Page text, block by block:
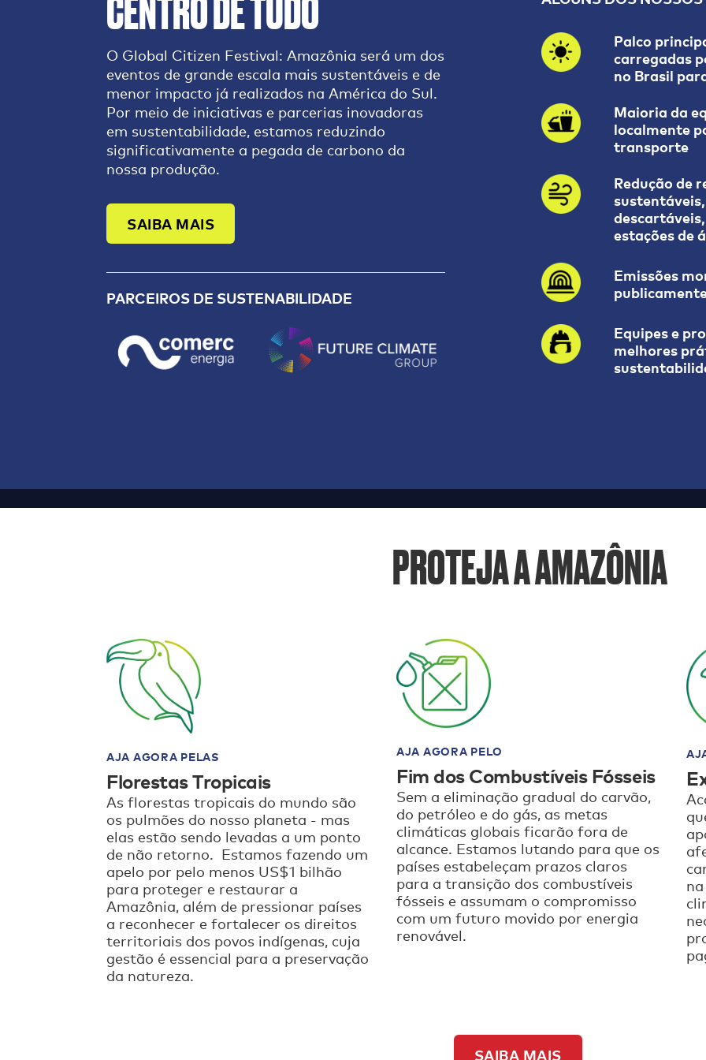
Substâncias tóxicas ou ilegais
Bandeiras ou cartazes com mensagens comerciais ou conteúdo discriminatório, ofensivo,
Cornetas, megafones, notebooks, tablets, power banks maiores que um celular
Tintas, corantes ou produtos relacionados
Bolsas grandes, malas ou mochilas
Qualquer item destinado à venda ou que ofereça risco à segurança
Alimentos destinados à venda ou considerados inseguros não serão permitidos dentro do
CENTRO DE TUDO
O Global Citizen Festival: Amazônia será um dos
eventos de grande escala mais sustentáveis e de
menor impacto já realizados na América do Sul.
Por meio de iniciativas e parcerias inovadoras
em sustentabilidade, estamos reduzindo
significativamente a pegada de carbono da
nossa produção.
SAIBA MAIS
PARCEIROS DE SUSTENABILIDADE
Palco
carregadas
no Brasil
Maioria da
localmente
transporte
Redução de
estações de
Emissões
Equipes e
melhores
PROTEJA A AMAZÔNIA
AJA AGORA PELAS
Florestas Tropicais
As florestas tropicais do mundo são
os pulmões do nosso planeta - mas
elas estão sendo levadas a um ponto
de não retorno. Estamos fazendo um
apelo por pelo menos US$1 bilhão
para proteger e restaurar a
Amazônia, além de pressionar países
a reconhecer e fortalecer os direitos
territoriais dos povos indígenas, cuja
gestão é essencial para a preservação
da natureza.
AJA AGORA PELO
Fim dos Combustíveis Fósseis
Sem a eliminação gradual do carvão,
do petróleo e do gás, as metas
climáticas globais ficarão fora de
alcance. Estamos lutando para que os
países estabeleçam prazos claros
para a transição dos combustíveis
fósseis e assumam o compromisso
com um futuro movido por energia
renovável.
SAIBA MAIS